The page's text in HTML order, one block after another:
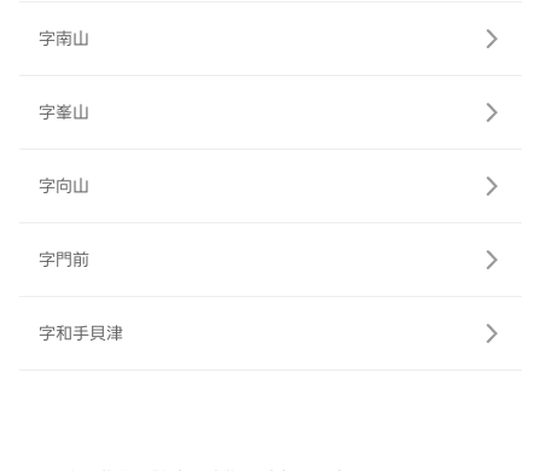
字南山
字峯山
字向山
字門前
字和手貝津